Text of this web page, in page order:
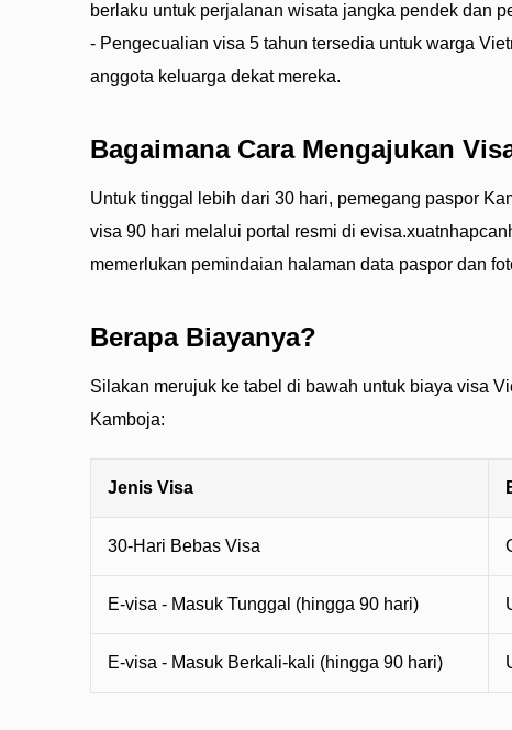
berlaku untuk perjalanan wisata jangka pendek dan
- Pengecualian visa 5 tahun tersedia untuk warga
anggota keluarga dekat mereka.
Bagaimana Cara Mengajukan
Untuk tinggal lebih dari 30 hari, pemegang paspor
visa 90 hari melalui portal resmi di
memerlukan pemindaian halaman data paspor dan
Berapa Biayanya?
Silakan merujuk ke tabel di bawah untuk biaya visa
Kamboja:
Jenis Visa
30-Hari Bebas Visa
E-visa - Masuk Tunggal (hingga 90 hari)
E-visa - Masuk Berkali-kali (hingga 90 hari)